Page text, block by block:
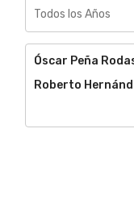
Óscar Peña
Roberto